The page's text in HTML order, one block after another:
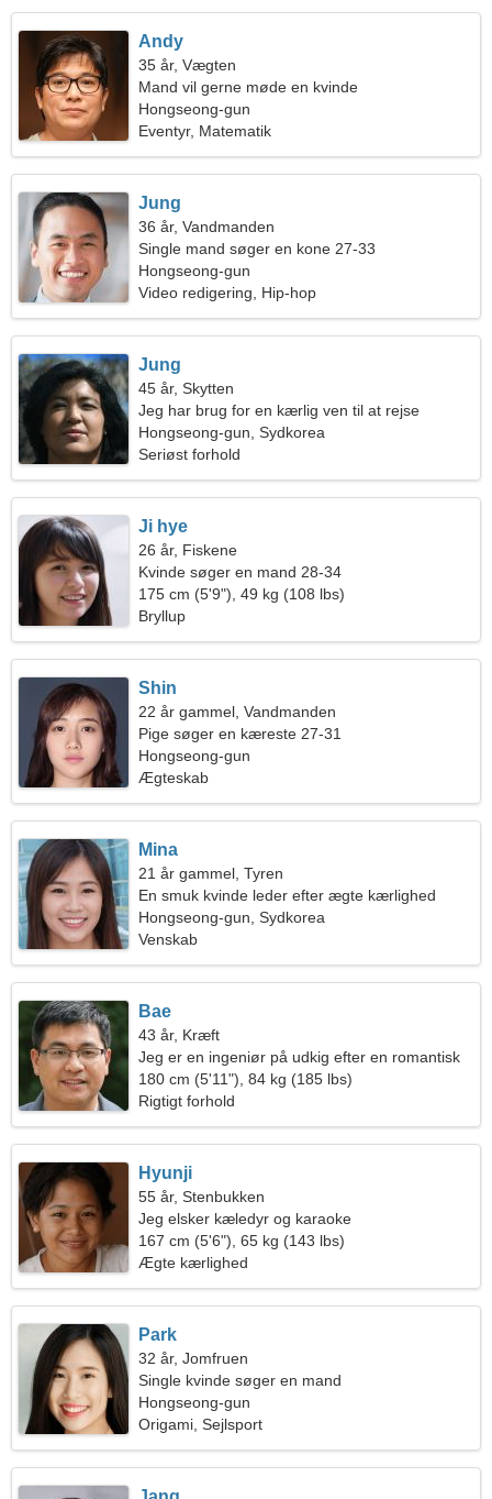
Andy
35 år, Vægten
Mand vil gerne møde en kvinde
Hongseong-gun
Eventyr, Matematik
Jung
36 år, Vandmanden
Single mand søger en kone 27-33
Hongseong-gun
Video redigering, Hip-hop
Jung
45 år, Skytten
Jeg har brug for en kærlig ven til at rejse
sammen
Hongseong-gun, Sydkorea
Seriøst forhold
Ji hye
26 år, Fiskene
Kvinde søger en mand 28-34
175 cm (5'9"), 49 kg (108 lbs)
Bryllup
Shin
22 år gammel, Vandmanden
Pige søger en kæreste 27-31
Hongseong-gun
Ægteskab
Mina
21 år gammel, Tyren
En smuk kvinde leder efter ægte kærlighed
Hongseong-gun, Sydkorea
Venskab
Bae
43 år, Kræft
Jeg er en ingeniør på udkig efter en romantisk
kvinde
180 cm (5'11"), 84 kg (185 lbs)
Rigtigt forhold
Hyunji
55 år, Stenbukken
Jeg elsker kæledyr og karaoke
167 cm (5'6"), 65 kg (143 lbs)
Ægte kærlighed
Park
32 år, Jomfruen
Single kvinde søger en mand
Hongseong-gun
Origami, Sejlsport